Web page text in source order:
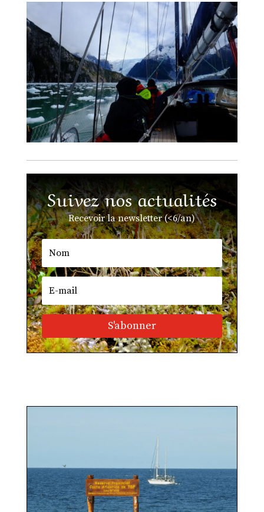
Suivez nos actualités
Recevoir la newsletter (<6/an)
S'abonner